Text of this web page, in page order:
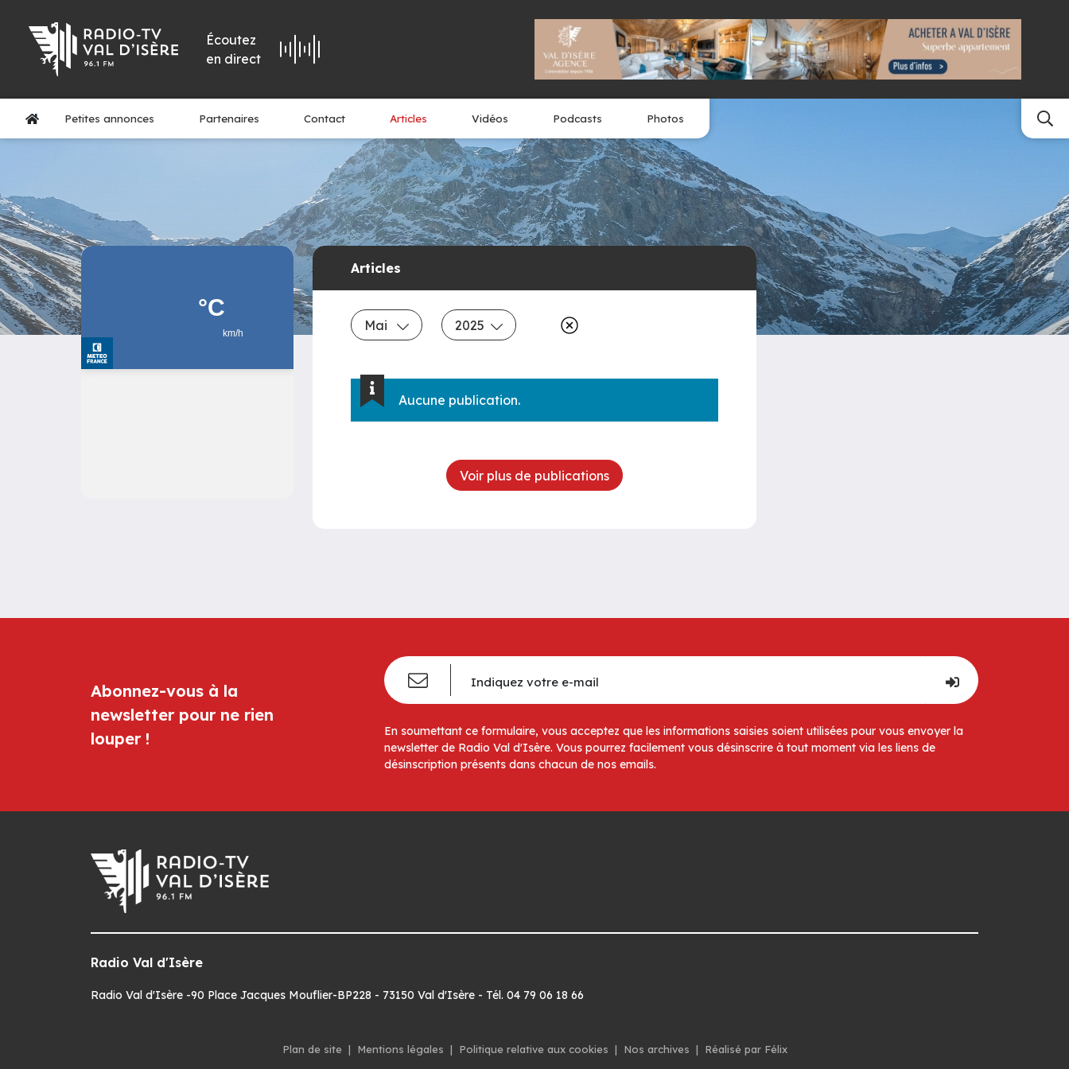
Écoutez
en direct
Petites annonces Partenaires Contact Articles Vidéos Podcasts Photos
Articles
Mai 2025
Aucune publication.
Voir plus de publications
Abonnez-vous à la
newsletter pour ne rien
louper !
En soumettant ce formulaire, vous acceptez que les informations saisies soient utilisées pour vous envoyer la
newsletter de Radio Val d'Isère. Vous pourrez facilement vous désinscrire à tout moment via les liens de
désinscription présents dans chacun de nos emails.
Radio Val d'Isère
Radio Val d'Isère -90 Place Jacques Mouflier-BP228 - 73150 Val d'Isère - Tél. 04 79 06 18 66
Plan de site | Mentions légales | Politique relative aux cookies | Nos archives | Réalisé par Félix